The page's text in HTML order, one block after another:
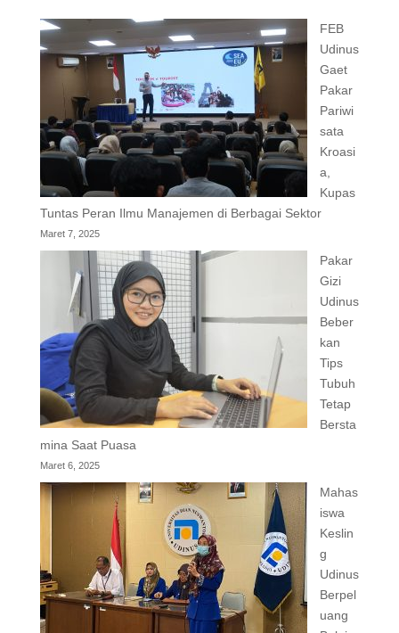
FEB
Udinus
Gaet
Pakar
Pariwi
sata
Kroasi
a,
Kupas
Tuntas Peran Ilmu Manajemen di Berbagai Sektor
Maret 7, 2025
Pakar
Gizi
Udinus
Beber
kan
Tips
Tubuh
Tetap
Bersta
mina Saat Puasa
Maret 6, 2025
Mahas
iswa
Keslin
g
Udinus
Berpel
uang